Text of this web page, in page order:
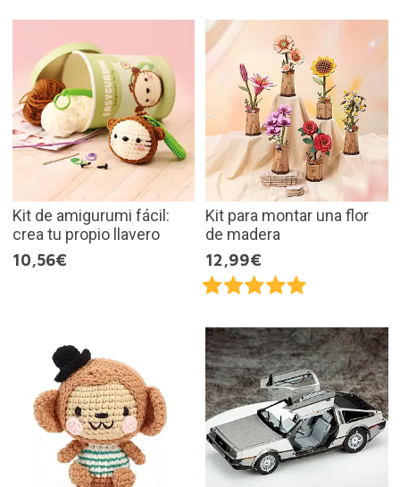
Kit de amigurumi fácil:
crea tu propio llavero
10,56€
Kit para montar una flor
de madera
12,99€